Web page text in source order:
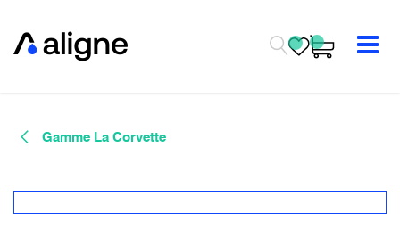
Gamme La Corvette